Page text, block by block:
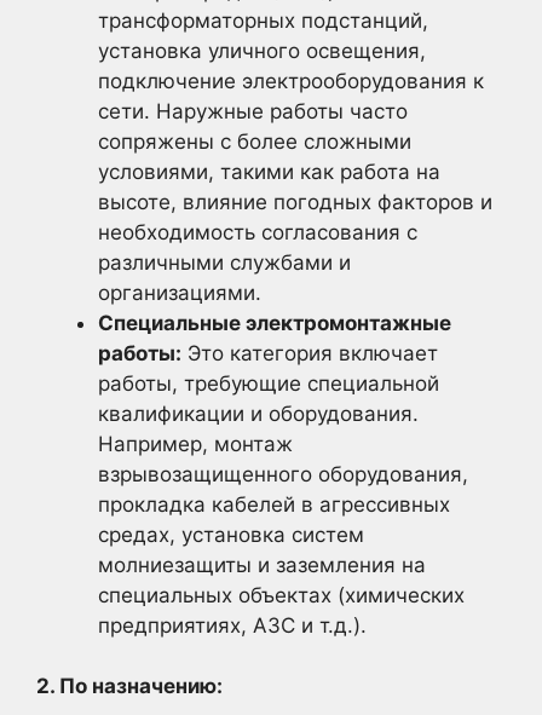
трансформаторных подстанций,
установка уличного освещения,
подключение электрооборудования к
сети. Наружные работы часто
сопряжены с более сложными
условиями, такими как работа на
высоте, влияние погодных факторов и
необходимость согласования с
различными службами и
организациями.
Специальные электромонтажные
работы: Это категория включает
работы, требующие специальной
квалификации и оборудования.
Например, монтаж
взрывозащищенного оборудования,
прокладка кабелей в агрессивных
средах, установка систем
молниезащиты и заземления на
специальных объектах (химических
предприятиях, АЗС и т.д.).
2. По назначению: